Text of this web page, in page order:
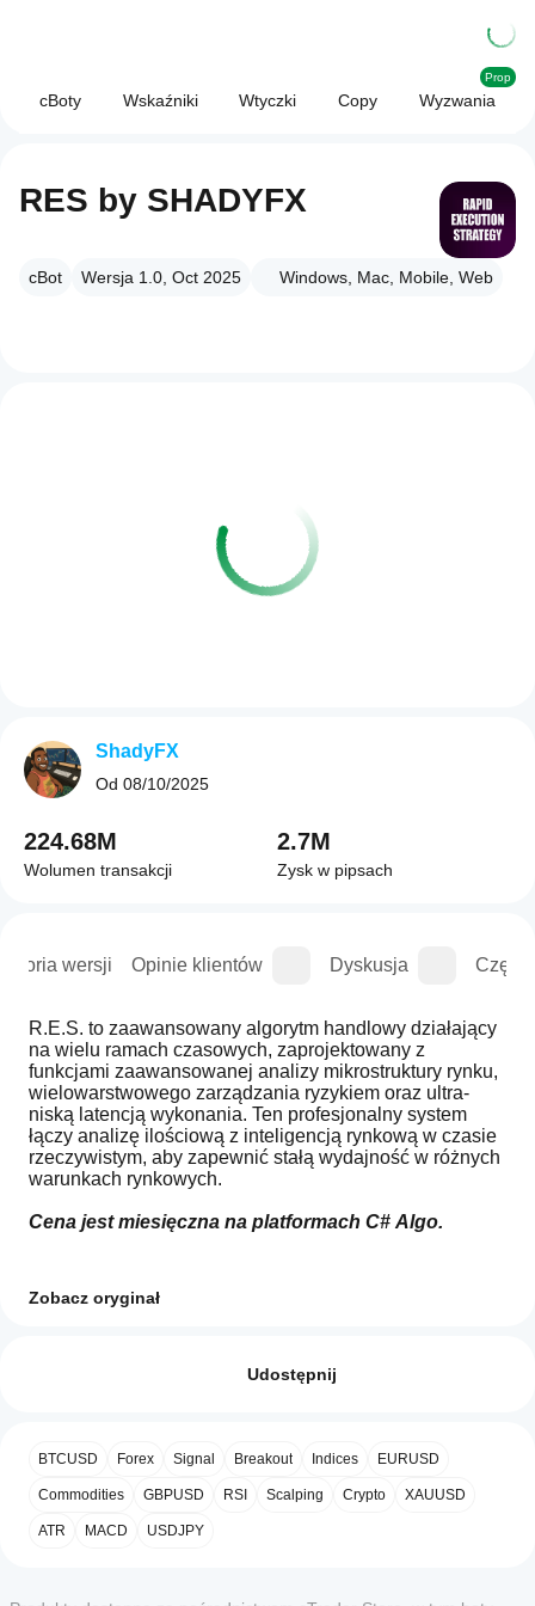
cBoty Wskaźniki Wtyczki Copy Wyzwania
Prop
RES by SHADYFX
cBot Wersja 1.0, Oct 2025 Windows, Mac, Mobile, Web
wersji Opinie klientów Dyskusja
R.E.S. to zaawansowany algorytm handlowy działający
na wielu ramach czasowych, zaprojektowany z
funkcjami zaawansowanej analizy mikrostruktury rynku,
wielowarstwowego zarządzania ryzykiem oraz ultra-
niską latencją wykonania. Ten profesjonalny system
łączy analizę ilościową z inteligencją rynkową w czasie
rzeczywistym, aby zapewnić stałą wydajność w różnych
warunkach rynkowych.
Cena jest miesięczna na platformach C# Algo.
Zastrzeżenie: Ten algorytm jest przeznaczony do użytku
przyszłych rezultatów. Użytkownicy powinni dokładnie
niezbędne.
Zobacz oryginał
Opinie klientów
opinii.
wystąpienie
cBota w
lub
cTrader
obsługują
Wszystkie
Udostępnij
BTCUSD Forex Signal Breakout Indices EURUSD
Commodities GBPUSD RSI Scalping Crypto XAUUSD
ATR MACD USDJPY
ShadyFX
Od 08/10/2025
224.68M
Wolumen transakcji
2.7M
Zysk w pipsach